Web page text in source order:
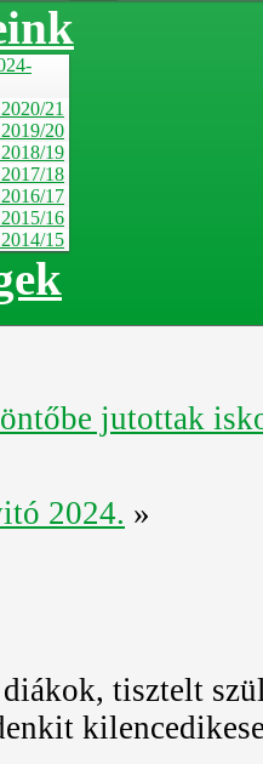
21
20
19
18
17
16
15
jutottak
2024. »
tisztelt